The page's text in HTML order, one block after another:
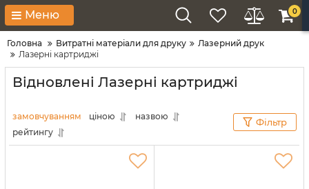
Меню 0
Головна Витратні матеріали для друку
Лазерний друк
Лазерні картриджі
Відновлені Лазерні картриджі
замовчуванням ціною
назвою
рейтингу
Фільтр